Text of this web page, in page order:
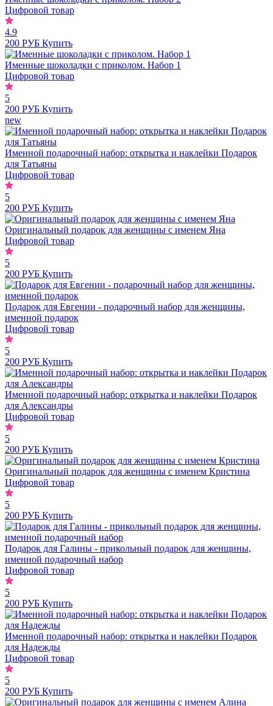
Цифровой товар
4.9
200 РУБ Купить
Именные шоколадки с приколом. Набор 1
Цифровой товар
5
200 РУБ Купить
new
Именной подарочный набор: открытка и наклейки Подарок
для Татьяны
Цифровой товар
5
200 РУБ Купить
Оригинальный подарок для женщины с именем Яна
Цифровой товар
5
200 РУБ Купить
Подарок для Евгении - подарочный набор для женщины,
именной подарок
Цифровой товар
5
200 РУБ Купить
Именной подарочный набор: открытка и наклейки Подарок
для Александры
Цифровой товар
5
200 РУБ Купить
Оригинальный подарок для женщины с именем Кристина
Цифровой товар
5
200 РУБ Купить
Подарок для Галины - прикольный подарок для женщины,
именной подарочный набор
Цифровой товар
5
200 РУБ Купить
Именной подарочный набор: открытка и наклейки Подарок
для Надежды
Цифровой товар
5
200 РУБ Купить